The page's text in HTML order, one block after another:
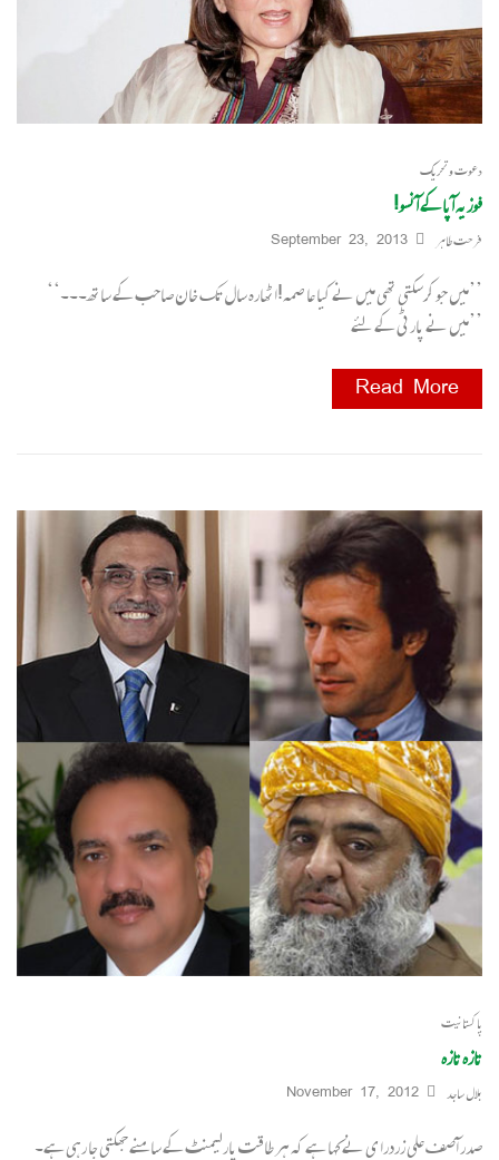
دعوت و تحریک
فوزیہ آپا کے آنسو!
فرحت طاہر September 23, 2013
’’میں جو کرسکتی تھی میں نے کیا عا صمہ!اٹھارہ سال تک خان صاحب کے ساتھ۔۔۔‘‘
’’میں نے پارٹی کے لئے
Read More
پاکستانیت
تازہ تازہ
بلال ساجد November 17, 2012
صدر آصف علی زردرا ی نے کہا ہے کہ ہر طاقت پارلیمنٹ کے سامنے جھکتی جا رہی ہے۔